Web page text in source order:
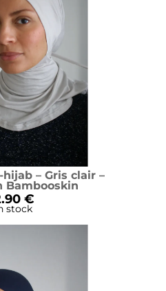
– Gris clair –
Bambooskin
€
stock